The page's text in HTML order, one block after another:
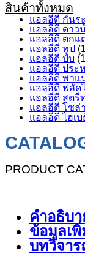
สินค้าทั้งหมด
แอลอีดี กันร
แอลอีดี ดาว
แอลอีดี ตกแ
แอลอีดี ทูป
แอลอีดี บับ
แอลอีดี ประ
แอลอีดี พาแ
แอลอีดี ฟลัด
แอลอีดี สตรี
แอลอีดี โซล่
แอลอีดี ไฮเบ
PRODUCT
คำอธิบา
ข้อมูลเพิ่
บทวิจา